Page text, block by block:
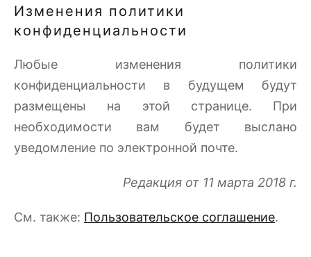
Изменения политики
конфиденциальности
Любые изменения политики
конфиденциальности в будущем будут
размещены на этой странице. При
необходимости вам будет выслано
уведомление по электронной почте.
Редакция от 11 марта 2018 г.
См. также: Пользовательское соглашение.